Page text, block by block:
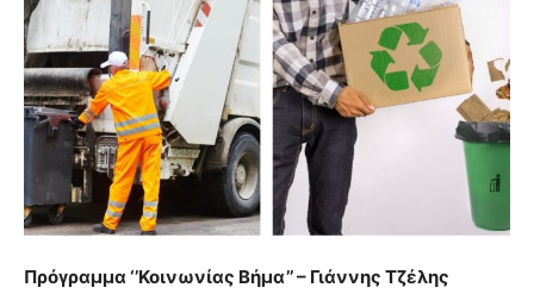
Πρόγραμμα ‘’Κοινωνίας Βήμα’’ – Γιάννης Τζέλης